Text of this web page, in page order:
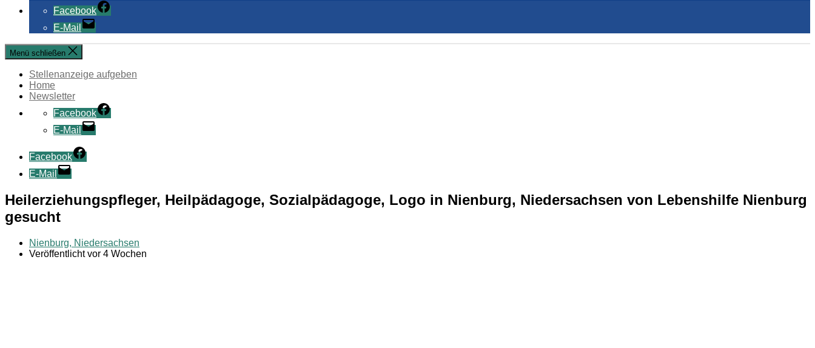
Facebook
E-Mail
Menü schließen
Stellenanzeige aufgeben
Home
Newsletter
Facebook
E-Mail
Facebook
E-Mail
Heilerziehungspfleger, Heilpädagoge, Sozialpädagoge, Logo in Nienburg, Niedersachsen von Lebenshilfe Nienburg
gesucht
Nienburg, Niedersachsen
Veröffentlicht vor 4 Wochen